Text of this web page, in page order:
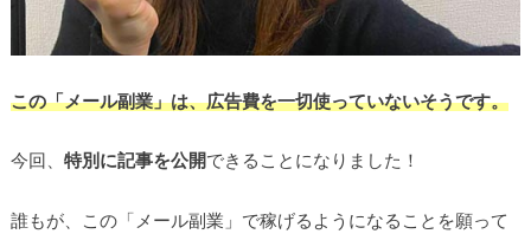
この「メール副業」は、広告費を一切使っていないそうです。
今回、 特別に記事を公開できることになりました！
誰もが、この「メール副業」で稼げるようになることを願って